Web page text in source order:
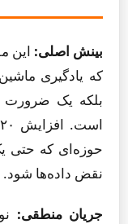
بینش اصلی: این
که یادگیری
بلکه یک ضرورت
حوزه‌ای که حتی
نقض داده‌ها شود.
جریان منطقی: